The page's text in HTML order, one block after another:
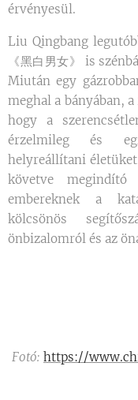
érvényesül.
Liu Qingbang
《黑白男女》 is
Miután egy
meghal a bányában,
hogy a
érzelmileg és
helyreállítani
követve
embereknek a
kölcsönös
önbizalomról és az
Fotó: https://